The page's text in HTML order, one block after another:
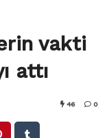
vakti
attı
46 0